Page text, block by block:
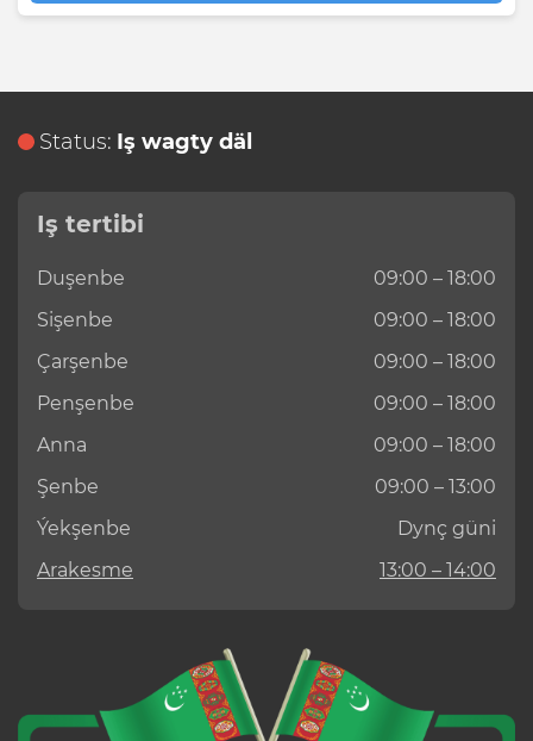
Status: Iş wagty däl
Iş tertibi
Duşenbe
09:00 – 18:00
Sişenbe
09:00 – 18:00
Çarşenbe
09:00 – 18:00
Penşenbe
09:00 – 18:00
Anna
09:00 – 18:00
Şenbe
09:00 – 13:00
Ýekşenbe
Dynç güni
Arakesme
13:00 – 14:00